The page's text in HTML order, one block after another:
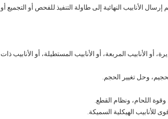
إرسال الأنابيب النهائية إلى طاولة التنفيذ للفحص أو التجميع أو
أو الأنابيب المربعة، أو الأنابيب المستطيلة، أو الأنابيب ذات
وحل تغيير الحجم.
اللحام، ونظام القطع.
للأنابيب الهيكلية السميكة.